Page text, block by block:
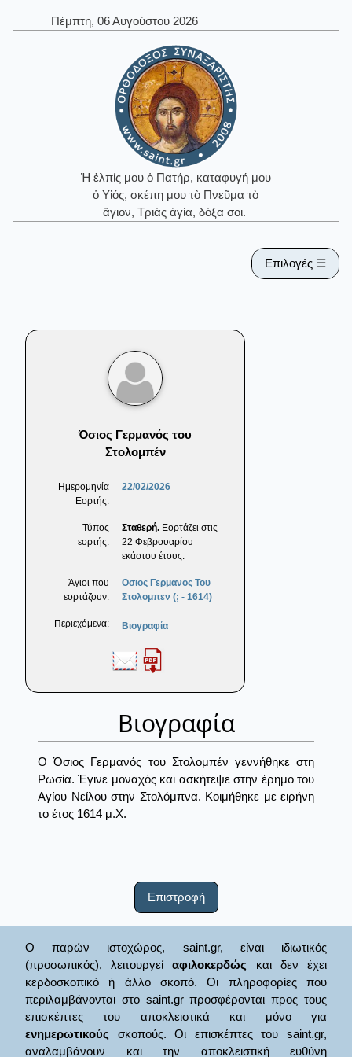
Πέμπτη, 06 Αυγούστου 2026
Ἡ ἐλπίς μου ὁ Πατήρ, καταφυγή μου
ὁ Υἱός, σκέπη μου τὸ Πνεῦμα τὸ
ἅγιον, Τριὰς ἁγία, δόξα σοι.
Επιλογές ☰
Όσιος Γερμανός του
Στολομπέν
Ημερομηνία
Εορτής:
22/02/2026
Τύπος
εορτής:
Σταθερή. Εορτάζει στις
22 Φεβρουαρίου
εκάστου έτους.
Άγιοι που
εορτάζουν:
Οσιος Γερμανος Του
Στολομπεν (; - 1614)
Περιεχόμενα: Βιογραφία
Βιογραφία
Ο Όσιος Γερμανός του Στολομπέν γεννήθηκε στη
Ρωσία. Έγινε μοναχός και ασκήτεψε στην έρημο του
Αγίου Νείλου στην Στολόμπνα. Κοιμήθηκε με ειρήνη
το έτος 1614 μ.Χ.
Επιστροφή
Ο παρών ιστοχώρος, saint.gr, είναι ιδιωτικός
(προσωπικός), λειτουργείαφιλοκερδώς και δεν έχει
κερδοσκοπικό ή άλλο σκοπό. Οι πληροφορίες που
περιλαμβάνονται στο saint.gr προσφέρονται προς τους
επισκέπτες του αποκλειστικά και μόνο για
ενημερωτικούς σκοπούς. Οι επισκέπτες του saint.gr,
αναλαμβάνουν και την αποκλειστική ευθύνη